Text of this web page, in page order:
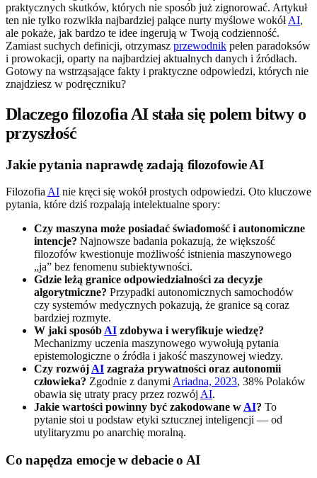
praktycznych skutków, których nie sposób już zignorować. Artykuł
ten nie tylko rozwikła najbardziej palące nurty myślowe wokółAI,
ale pokaże, jak bardzo te idee ingerują w Twoją codzienność.
Zamiast suchych definicji, otrzymasz przewodnik pełen paradoksów
i prowokacji, oparty na najbardziej aktualnych danych i źródłach.
Gotowy na wstrząsające fakty i praktyczne odpowiedzi, których nie
znajdziesz w podręczniku?
Dlaczego filozofia AI stała się polem bitwy o
przyszłość
Jakie pytania naprawdę zadają filozofowie AI
Filozofia AI nie kręci się wokół prostych odpowiedzi. Oto kluczowe
pytania, które dziś rozpalają intelektualne spory:
Czy maszyna może posiadać świadomość i autonomiczne
intencje? Najnowsze badania pokazują, że większość
filozofów kwestionuje możliwość istnienia maszynowego
„ja” bez fenomenu subiektywności.
Gdzie leżą granice odpowiedzialności za decyzje
algorytmiczne? Przypadki autonomicznych samochodów
czy systemów medycznych pokazują, że granice są coraz
bardziej rozmyte.
W jaki sposób AI zdobywa i weryfikuje wiedzę?
Mechanizmy uczenia maszynowego wywołują pytania
epistemologiczne o źródła i jakość maszynowej wiedzy.
Czy rozwój AI zagraża prywatności oraz autonomii
człowieka? Zgodnie z danymi Ariadna, 2023, 38% Polaków
obawia się utraty pracy przez rozwój AI.
Jakie wartości powinny być zakodowane w AI? To
pytanie stoi u podstaw etyki sztucznej inteligencji — od
utylitaryzmu po anarchię moralną.
Co napędza emocje w debacie o AI